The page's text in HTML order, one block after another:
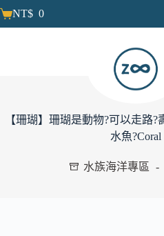
NT$ 0
【珊瑚】珊瑚是動物?可以走路
水魚?Coral
水族海洋專區